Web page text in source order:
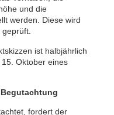
und die
werden. Diese wird
ist halbjährlich
Oktober eines
fordert der